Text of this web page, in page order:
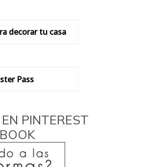
decorar tu casa
Pass
PINTEREST